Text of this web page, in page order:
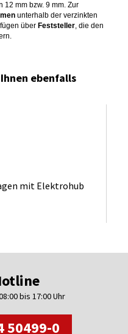
12 mm bzw. 9 mm. Zur
unterhalb der verzinkten
über Feststeller, die den
ebenfalls
mit Elektrohub
bis 17:00 Uhr
50499-0